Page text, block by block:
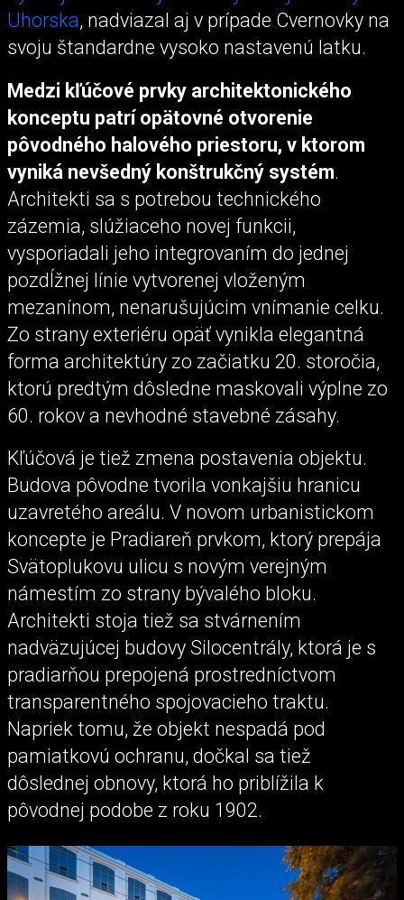
Uhorska, nadviazal aj v prípade Cvernovky na
svoju štandardne vysoko nastavenú latku.
Medzi kľúčové prvky architektonického
konceptu patrí opätovné otvorenie
pôvodného halového priestoru, v ktorom
vyniká nevšedný konštrukčný systém.
Architekti sa s potrebou technického
zázemia, slúžiaceho novej funkcii,
vysporiadali jeho integrovaním do jednej
pozdĺžnej línie vytvorenej vloženým
mezanínom, nenarušujúcim vnímanie celku.
Zo strany exteriéru opäť vynikla elegantná
forma architektúry zo začiatku 20. storočia,
ktorú predtým dôsledne maskovali výplne zo
60. rokov a nevhodné stavebné zásahy.
Kľúčová je tiež zmena postavenia objektu.
Budova pôvodne tvorila vonkajšiu hranicu
uzavretého areálu. V novom urbanistickom
koncepte je Pradiareň prvkom, ktorý prepája
Svätoplukovu ulicu s novým verejným
námestím zo strany bývalého bloku.
Architekti stoja tiež sa stvárnením
nadväzujúcej budovy Silocentrály, ktorá je s
pradiarňou prepojená prostredníctvom
transparentného spojovacieho traktu.
Napriek tomu, že objekt nespadá pod
pamiatkovú ochranu, dočkal sa tiež
dôslednej obnovy, ktorá ho priblížila k
pôvodnej podobe z roku 1902.